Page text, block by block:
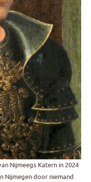
Nijmeegs Katern in 2024
Nijmegen door niemand